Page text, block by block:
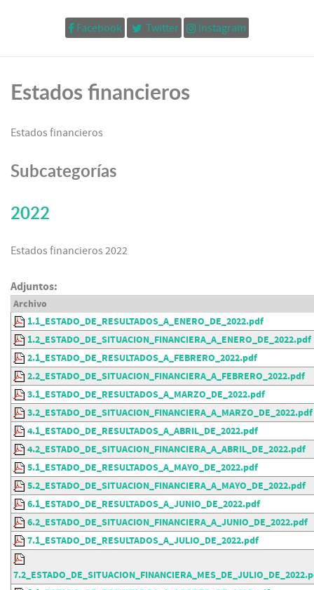
Facebook Twitter Instagram
Estados financieros
Estados financieros
Subcategorías
2022
Estados financieros 2022
Adjuntos:
Archivo
1.1_ESTADO_DE_RESULTADOS_A_ENERO_DE_2022.pdf
1.2_ESTADO_DE_SITUACION_FINANCIERA_A_ENERO_DE_2022.pdf
2.1_ESTADO_DE_RESULTADOS_A_FEBRERO_2022.pdf
2.2_ESTADO_DE_SITUACION_FINANCIERA_A_FEBRERO_2022.pdf
3.1_ESTADO_DE_RESULTADOS_A_MARZO_DE_2022.pdf
3.2_ESTADO_DE_SITUACION_FINANCIERA_A_MARZO_DE_2022.pdf
4.1_ESTADO_DE_RESULTADOS_A_ABRIL_DE_2022.pdf
4.2_ESTADO_DE_SITUACION_FINANCIERA_A_ABRIL_DE_2022.pdf
5.1_ESTADO_DE_RESULTADOS_A_MAYO_DE_2022.pdf
5.2_ESTADO_DE_SITUACION_FINANCIERA_A_MAYO_DE_2022.pdf
6.1_ESTADO_DE_RESULTADOS_A_JUNIO_DE_2022.pdf
6.2_ESTADO_DE_SITUACION_FINANCIERA_A_JUNIO_DE_2022.pdf
7.1_ESTADO_DE_RESULTADOS_A_JULIO_DE_2022.pdf